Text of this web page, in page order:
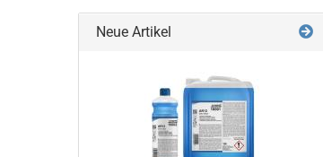
Neue Artikel